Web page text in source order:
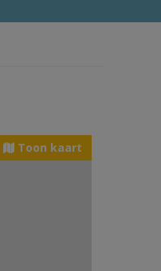
Toon kaart